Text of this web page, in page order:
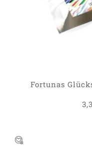
Fortunas